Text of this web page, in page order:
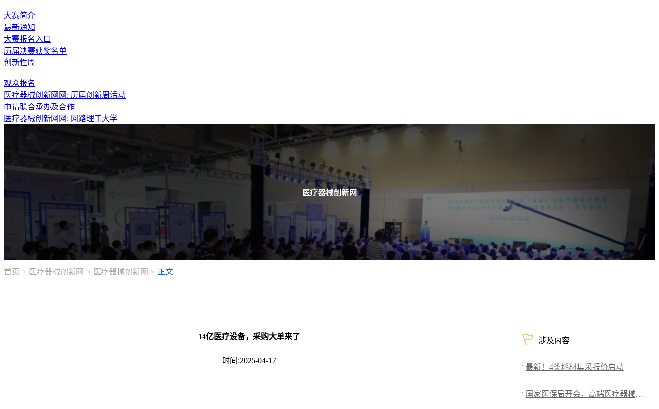
大赛简介
最新通知
大赛报名入口
历届决赛获奖名单
创新性周
观众报名
医疗器械创新网网: 历届创新周活动
申请联合承办及合作
医疗器械创新网网: 网路理工大学
医疗器械创新网
首页 医疗器械创新网 医疗器械创新网 正文
14亿医疗设备，采购大单来了
时间:2025-04-17
涉及内容
最新！4类耗材集采报价启动
国家医保局开会，高端医疗器械重大利好